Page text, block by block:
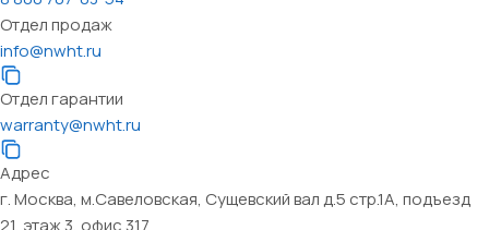
Отдел продаж
info@nwht.ru
Отдел гарантии
warranty@nwht.ru
Адрес
г. Москва, м.Савеловская, Сущевский вал д.5 стр.1А, подъезд